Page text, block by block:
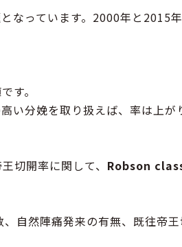
なっています。2000年と2015
す。
い分娩を取り扱えば、率は上が
切開率に関して、 Robson
自然陣痛発来の有無、既往帝